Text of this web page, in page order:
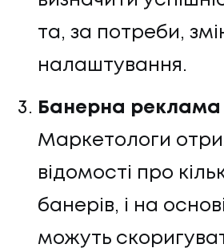
та, за потреби,
налаштування.
Банерна реклама
Маркетологи
відомості про
банерів, і на
можуть